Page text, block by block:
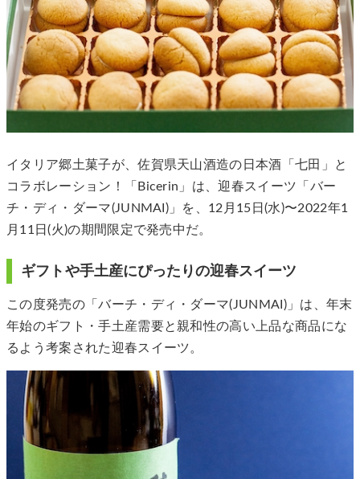
イタリア郷土菓子が、佐賀県天山酒造の日本酒「七田」と
コラボレーション！「Bicerin」は、迎春スイーツ「バー
チ・ディ・ダーマ(JUNMAI)」を、12月15日(水)〜2022年1
月11日(火)の期間限定で発売中だ。
ギフトや手土産にぴったりの迎春スイーツ
この度発売の「バーチ・ディ・ダーマ(JUNMAI)」は、年末
年始のギフト・手土産需要と親和性の高い上品な商品にな
るよう考案された迎春スイーツ。